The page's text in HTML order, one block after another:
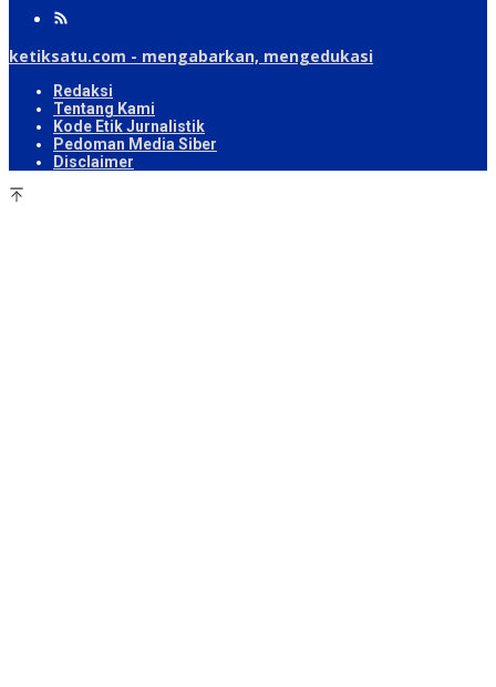
ketiksatu.com - mengabarkan, mengedukasi
Redaksi
Tentang Kami
Kode Etik Jurnalistik
Pedoman Media Siber
Disclaimer